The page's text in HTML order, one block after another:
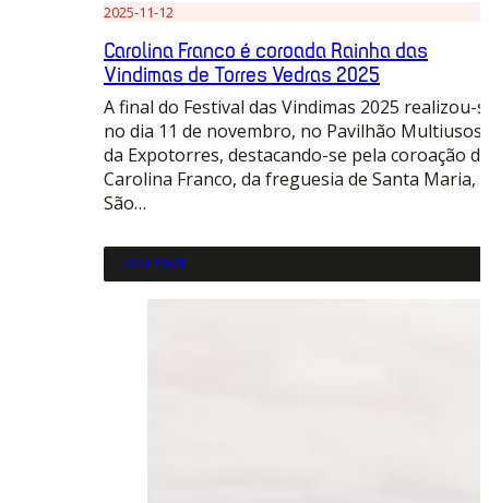
2025-11-12
Carolina Franco é coroada Rainha das
Vindimas de Torres Vedras 2025
A final do Festival das Vindimas 2025 realizou-
no dia 11 de novembro, no Pavilhão Multiusos
da Expotorres, destacando-se pela coroação de
Carolina Franco, da freguesia de Santa Maria,
São…
LEIA MAIS